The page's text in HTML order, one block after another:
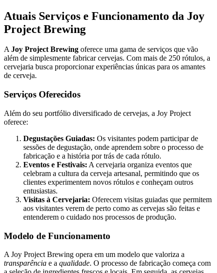
Atuais Serviços e Funcionamento da Joy
Project Brewing
AJoy Project Brewing oferece uma gama de serviços que vão
além de simplesmente fabricar cervejas. Com mais de 250 rótulos, a
cervejaria busca proporcionar experiências únicas para os amantes
de cerveja.
Serviços Oferecidos
Além do seu portfólio diversificado de cervejas, a Joy Project
oferece:
Degustações Guiadas: Os visitantes podem participar de
sessões de degustação, onde aprendem sobre o processo de
fabricação e a história por trás de cada rótulo.
Eventos e Festivais: A cervejaria organiza eventos que
celebram a cultura da cerveja artesanal, permitindo que os
clientes experimentem novos rótulos e conheçam outros
entusiastas.
Visitas à Cervejaria: Oferecem visitas guiadas que permitem
aos visitantes verem de perto como as cervejas são feitas e
entenderem o cuidado nos processos de produção.
Modelo de Funcionamento
A Joy Project Brewing opera em um modelo que valoriza a
transparência e a qualidade. O processo de fabricação começa com